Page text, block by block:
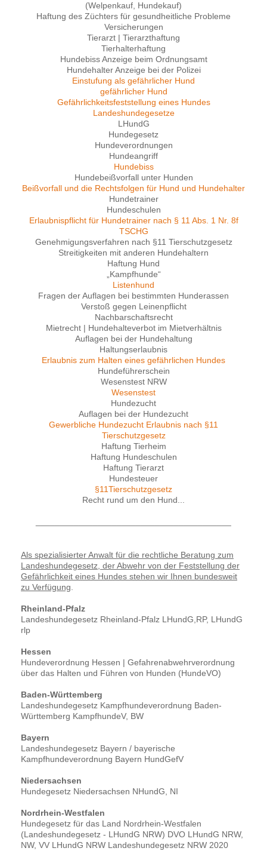
(Welpenkauf, Hundekauf)
Haftung des Züchters für gesundheitliche Probleme
Versicherungen
Tierarzt | Tierarzthaftung
Tierhalterhaftung
Hundebiss Anzeige beim Ordnungsamt
Hundehalter Anzeige bei der Polizei
Einstufung als gefährlicher Hund
gefährlicher Hund
Gefährlichkeitsfeststellung eines Hundes
Landeshundegesetze
LHundG
Hundegesetz
Hundeverordnungen
Hundeangriff
Hundebiss
Hundebeißvorfall unter Hunden
Beißvorfall und die Rechtsfolgen für Hund und Hundehalter
Hundetrainer
Hundeschulen
Erlaubnispflicht für Hundetrainer nach § 11 Abs. 1 Nr. 8f
TSCHG
Genehmigungsverfahren nach §11 Tierschutzgesetz
Streitigkeiten mit anderen Hundehaltern
Haftung Hund
„Kampfhunde“
Listenhund
Fragen der Auflagen bei bestimmten Hunderassen
Verstoß gegen Leinenpflicht
Nachbarschaftsrecht
Mietrecht | Hundehalteverbot im Mietverhältnis
Auflagen bei der Hundehaltung
Haltungserlaubnis
Erlaubnis zum Halten eines gefährlichen Hundes
Hundeführerschein
Wesenstest NRW
Wesenstest
Hundezucht
Auflagen bei der Hundezucht
Gewerbliche Hundezucht Erlaubnis nach §11
Tierschutzgesetz
Haftung Tierheim
Haftung Hundeschulen
Haftung Tierarzt
Hundesteuer
§11Tierschutzgesetz
Recht rund um den Hund...
Als spezialisierter Anwalt für die rechtliche Beratung zum
Landeshundegesetz, der Abwehr von der Feststellung der
Gefährlichkeit eines Hundes stehen wir Ihnen bundesweit
zu Verfügung
Rheinland-Pfalz
Landeshundegesetz Rheinland-Pfalz LHundG,RP, LHundG
rlp
Hessen
Hundeverordnung Hessen | Gefahrenabwehrverordnung
über das Halten und Führen von Hunden (HundeVO)
Baden-Württemberg
Landeshundegesetz Kampfhundeverordnung Baden-
Württemberg KampfhundeV, BW
Bayern
Landeshundegesetz Bayern / bayerische
Kampfhundeverordnung Bayern HundGefV
Niedersachsen
Hundegesetz Niedersachsen NHundG, NI
Nordrhein-Westfalen
Hundegesetz für das Land Nordrhein-Westfalen
(Landeshundegesetz - LHundG NRW) DVO LHundG NRW,
NW, VV LHundG NRW Landeshundegesetz NRW 2020